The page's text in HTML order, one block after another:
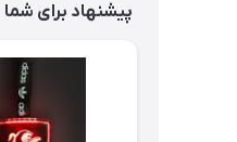
پیشنهاد برای شما